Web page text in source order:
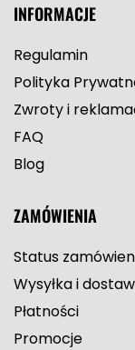
INFORMACJE
Regulamin
Polityka
Zwroty i
FAQ
Blog
ZAMÓWIENIA
Status
Wysyłka i
Płatności
Promocje